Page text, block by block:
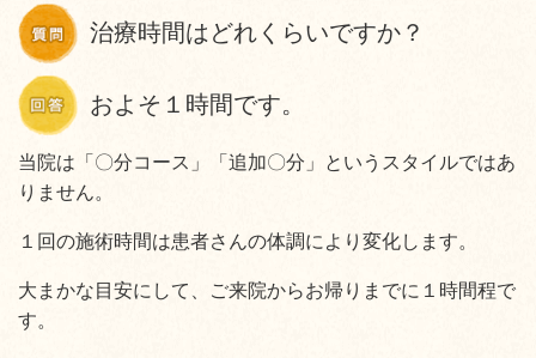
治療時間はどれくらいですか？
およそ１時間です。
当院は「〇分コース」「追加〇分」というスタイルではあ
りません。
１回の施術時間は患者さんの体調により変化します。
大まかな目安にして、ご来院からお帰りまでに１時間程で
す。